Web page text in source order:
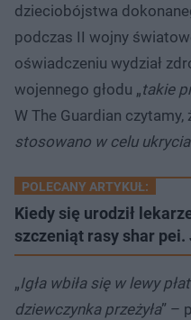
dzieciobójstwa
podczas II wojny
oświadczeniu wydział
wojennego głodu „takie
W The Guardian czytamy,
stosowano w celu
POLECANY ARTYKUŁ:
Kiedy się urodził
szczeniąt rasy shar
„Igła wbiła się w lewy
dziewczynka przeżyła” –